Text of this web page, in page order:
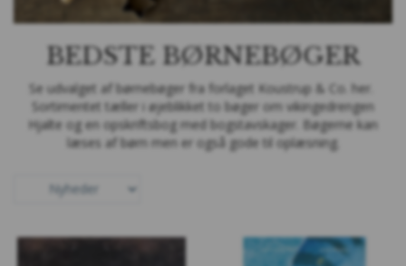
BEDSTE BØRNEBØGER
Se udvalget af børnebøger fra forlaget Koustrup & Co. her.
Sortimentet tæller i øjeblikket to bøger om vikingedrengen
Hjalte og en opskriftsbog med bogstavskager. Bøgerne kan
læses af børn men er også gode til oplæsning.